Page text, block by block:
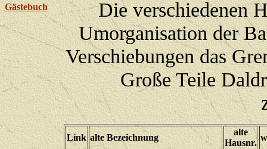
Gästebuch
Die verschiedenen
Umorganisation der
Verschiebungen das
Große Teile
Link alte Bezeichnung
alte
Hausnr.